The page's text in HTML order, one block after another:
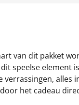
van dit pakket
speelse element
alles
het cadeau